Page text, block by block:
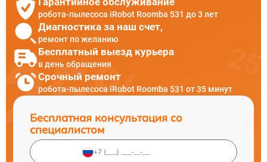
робота-пылесоса iRobot Roomba 531 до 3 лет
Диагностика за наш счет,
ремонт по желанию
Бесплатный выезд курьера
в день обращения
Срочный ремонт
робота-пылесоса iRobot Roomba 531 от 35 минут
Бесплатная консультация со
специалистом